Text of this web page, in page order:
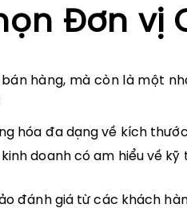
Đơn vị
hàng, mà còn là một
hóa đa dạng về kích
doanh có am hiểu về
đánh giá từ các khách